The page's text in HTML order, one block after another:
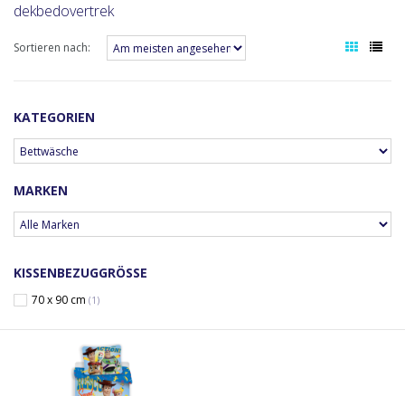
dekbedovertrek
Sortieren nach:
KATEGORIEN
MARKEN
KISSENBEZUGGRÖSSE
70 x 90 cm (1)